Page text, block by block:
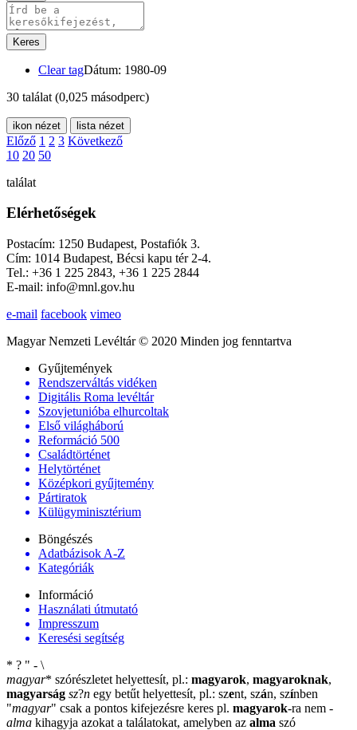
Keres
Clear tagDátum: 1980-09
30 találat (0,025 másodperc)
ikon nézet lista nézet
Előző 1 2 3 Következő
10 20 50
találat
Elérhetőségek
Postacím: 1250 Budapest, Postafiók 3.
Cím: 1014 Budapest, Bécsi kapu tér 2-4.
Tel.: +36 1 225 2843, +36 1 225 2844
E-mail: info@mnl.gov.hu
e-mail facebook vimeo
Magyar Nemzeti Levéltár © 2020 Minden jog fenntartva
Gyűjtemények
Rendszerváltás vidéken
Digitális Roma levéltár
Szovjetunióba elhurcoltak
Első világháború
Reformáció 500
Családtörténet
Helytörténet
Középkori gyűjtemény
Pártiratok
Külügyminisztérium
Böngészés
Adatbázisok A-Z
Kategóriák
Információ
Használati útmutató
Impresszum
Keresési segítség
* ? " - \
magyar* szórészletet helyettesít, pl.: magyarok, magyaroknak,
magyarság sz?n egy betűt helyettesít, pl.: szent, szán, színben
"magyar" csak a pontos kifejezésre keres pl. magyarok-ra nem -
alma kihagyja azokat a találatokat, amelyben az alma szó